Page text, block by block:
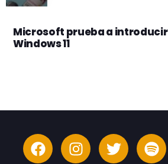
Microsoft prueba a
Windows 11